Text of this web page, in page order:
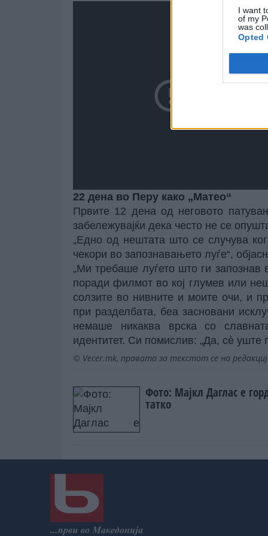
I want
of my
was
Opted
22 дена во Перу како „Матео“
Првите 12 дена од неговото
забележувајќи дека често не се
„Едно од нештата што се случува
чекори во запознавањето луѓе“,
„Ми требаше луѓето што ги
поради филмот во кој глумев или
солзите во нивните и моите очи, и
при разделбата, беа засновани
немаше никаква врска со
идентитет. Си помислив: „Да, сè
© Vecer.mk, правата за текстот се на
Фото: Мајкл Даглас е
татко